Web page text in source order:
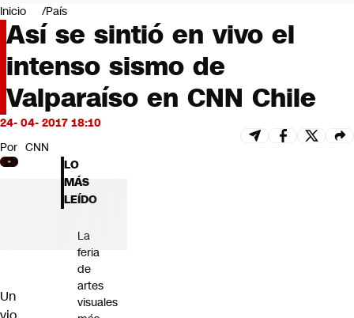
Negocios
Deportes
Programas completos
Cultura
Servicios
Bits
CNN Data
CNN tiempo
Futuro 360
Opinión
Inicio País
Así se sintió en vivo el
intenso sismo de
Valparaíso en CNN Chile
24- 04- 2017 18:10
Por CNN
Un
LO
MÁS
LEÍDO
La
feria
de
artes
visuales